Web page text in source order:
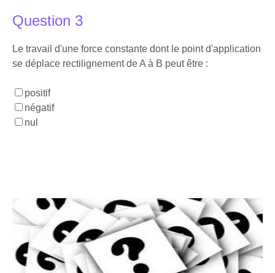
Question 3
Le travail d'une force constante dont le point d'application
se déplace rectilignement de A à B peut être :
positif
négatif
nul